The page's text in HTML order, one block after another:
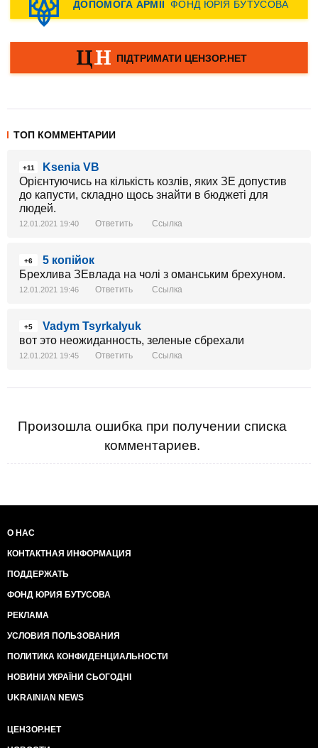
ТОП КОММЕНТАРИИ
+11
Ksenia VB
Орієнтуючись на кількість козлів, яких ЗЕ допустив
до капусти, складно щось знайти в бюджеті для
людей.
12.01.2021 19:40 Ответить Ссылка
+6
5 копійок
Брехлива ЗЕвлада на чолі з оманським брехуном.
12.01.2021 19:46 Ответить Ссылка
+5
Vadym Tsyrkalyuk
вот это неожиданность, зеленые сбрехали
12.01.2021 19:45 Ответить Ссылка
Произошла ошибка при получении списка
комментариев.
О НАС
КОНТАКТНАЯ ИНФОРМАЦИЯ
ПОДДЕРЖАТЬ
ФОНД ЮРИЯ БУТУСОВА
РЕКЛАМА
УСЛОВИЯ ПОЛЬЗОВАНИЯ
ПОЛИТИКА КОНФИДЕНЦИАЛЬНОСТИ
НОВИНИ УКРАЇНИ СЬОГОДНІ
UKRAINIAN NEWS
ЦЕНЗОР.НЕТ